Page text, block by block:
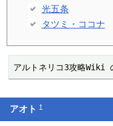
光五条
タツミ・ココナ
アルトネリコ3攻略Wiki
アオト†